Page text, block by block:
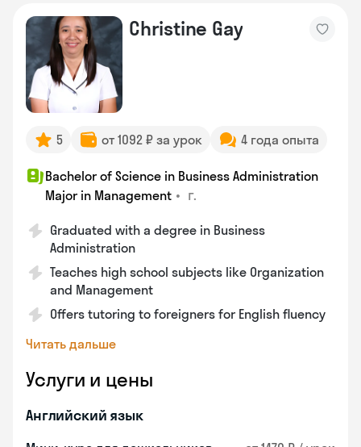
Christine Gay
5 от 1092 ₽ за урок 4 года опыта
Bachelor of Science in Business Administration
Major in Management • г.
Graduated with a degree in Business
Administration
Teaches high school subjects like Organization
and Management
Offers tutoring to foreigners for English fluency
Читать дальше
Услуги и цены
Английский язык